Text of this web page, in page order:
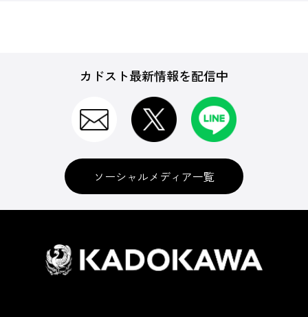
カドスト最新情報を配信中
ソーシャルメディア一覧